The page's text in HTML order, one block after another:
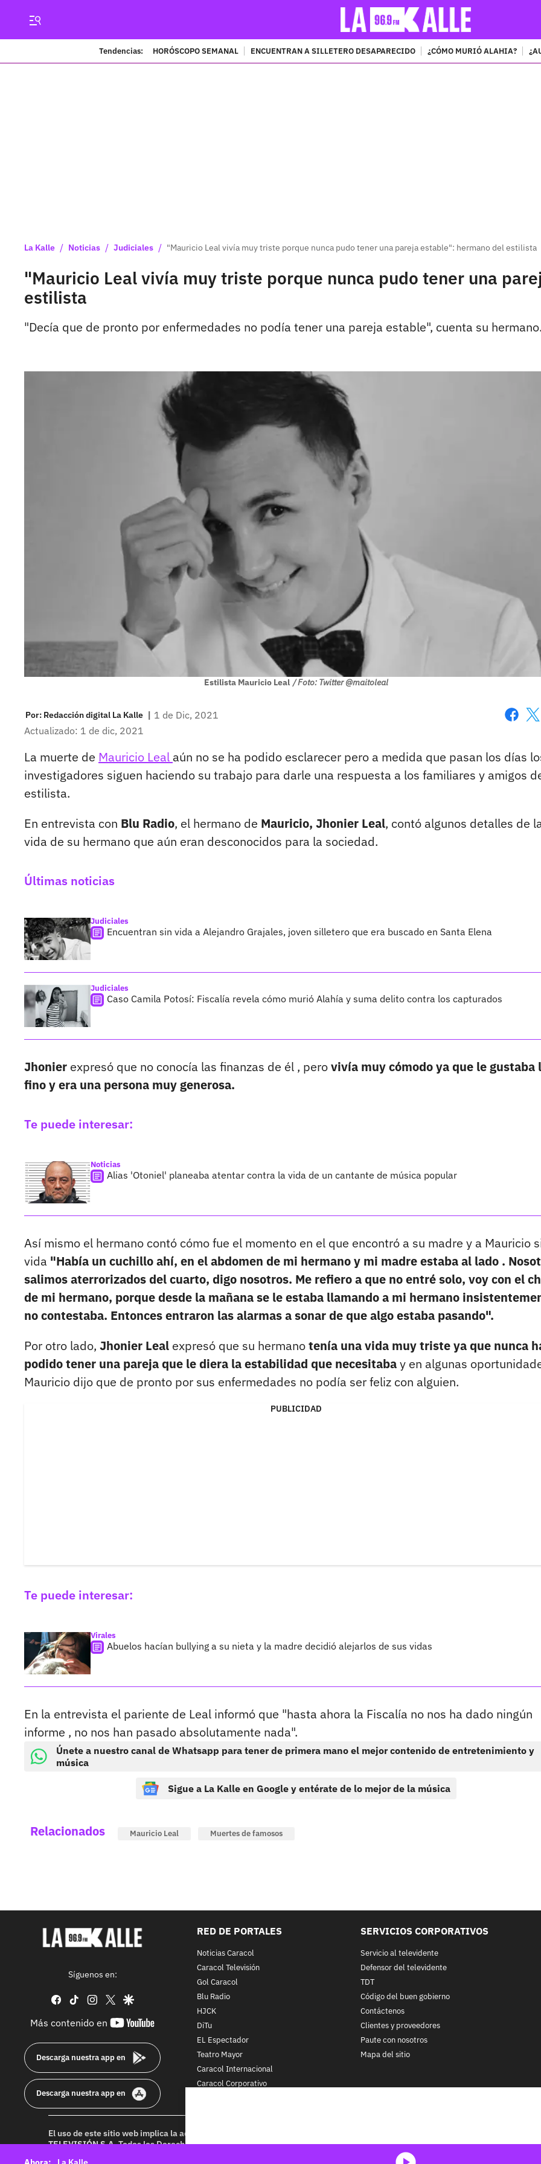
Tendencias: HORÓSCOPO SEMANAL ENCUENTRAN A SILLETERO DESAPARECIDO ¿CÓMO MURIÓ ALAHIA?
La Kalle / Noticias / Judiciales / "Mauricio Leal vivía muy triste porque nunca pudo tener una pareja estable": hermano del estilista
"Mauricio Leal vivía muy triste porque nunca pudo tener una
estilista
"Decía que de pronto por enfermedades no podía tener una pareja estable", cuenta su
Estilista Mauricio Leal / Foto: Twitter @maitoleal
Por: Redacción digital La Kalle | 1 de Dic, 2021
Actualizado: 1 de dic, 2021
La muerte de Mauricio Leal aún no se ha podido esclarecer pero a medida que pasan los días
investigadores siguen haciendo su trabajo para darle una respuesta a los familiares y amigos
estilista.
En entrevista con Blu Radio, el hermano de Mauricio, Jhonier Leal, contó algunos detalles de
vida de su hermano que aún eran desconocidos para la sociedad.
Últimas noticias
Judiciales
Encuentran sin vida a Alejandro Grajales, joven silletero que era buscado en Santa Elena
Judiciales
Caso Camila Potosí: Fiscalía revela cómo murió Alahía y suma delito contra los capturados
Jhonier expresó que no conocía las finanzas de él , perovivía muy cómodo ya que le gustaba
fino y era una persona muy generosa.
Te puede interesar:
Noticias
Alias 'Otoniel' planeaba atentar contra la vida de un cantante de música popular
Así mismo el hermano contó cómo fue el momento en el que encontró a su madre y a Mauricio
vida "Había un cuchillo ahí, en el abdomen de mi hermano y mi madre estaba al lado .
salimos aterrorizados del cuarto, digo nosotros. Me refiero a que no entré solo, voy con el
de mi hermano, porque desde la mañana se le estaba llamando a mi hermano
no contestaba. Entonces entraron las alarmas a sonar de que algo estaba pasando".
Por otro lado, Jhonier Leal expresó que su hermanotenía una vida muy triste ya que nunca
podido tener una pareja que le diera la estabilidad que necesitabay en algunas
Mauricio dijo que de pronto por sus enfermedades no podía ser feliz con alguien.
PUBLICIDAD
Te puede interesar:
Virales
Abuelos hacían bullying a su nieta y la madre decidió alejarlos de sus vidas
En la entrevista el pariente de Leal informó que "hasta ahora la Fiscalía no nos ha dado ningún
informe , no nos han pasado absolutamente nada".
Únete a nuestro canal de Whatsapp para tener de primera mano el mejor contenido de entretenimiento y
música
Sigue a La Kalle en Google y entérate de lo mejor de la música
Relacionados Mauricio Leal Muertes de famosos
Síguenos en:
facebook
tiktok instagram
twittergoogle
Más contenido en
youtube-
Descarga nuestra app en
Descarga nuestra app en
RED DE PORTALES
Noticias Caracol
Caracol Televisión
Gol Caracol
Blu Radio
HJCK
DiTu
EL Espectador
Teatro Mayor
Caracol Internacional
Caracol Corporativo
SERVICIOS CORPORATIVOS
Servicio al televidente
Defensor del televidente
TDT
Código del buen gobierno
Contáctenos
Clientes y proveedores
Paute con nosotros
Mapa del sitio
El uso de este sitio web implica la aceptación de los
TELEVISIÓN S.A.Todos los Derechos Reservados D.R.A. Prohibida su reproducción total o parcial, así como su traducción a
idioma sin autorización escrita de su titular. Reproduction in whole or in part, or translation without written permission is